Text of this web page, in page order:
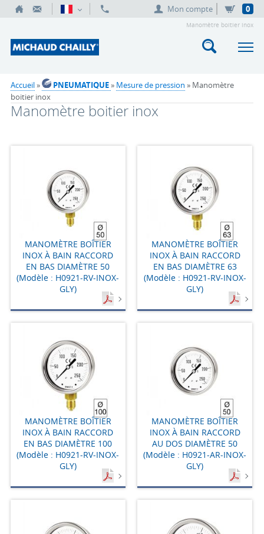
Mon compte 0
Manomètre boitier inox
Accueil» PNEUMATIQUE» Mesure de pression » Manomètre
boitier inox
Manomètre boitier inox
MANOMÈTRE BOÎTIER
INOX À BAIN RACCORD
EN BAS DIAMÈTRE 50
(Modèle : H0921-RV-INOX-
GLY)
MANOMÈTRE BOÎTIER
INOX À BAIN RACCORD
EN BAS DIAMÈTRE 63
(Modèle : H0921-RV-INOX-
GLY)
MANOMÈTRE BOÎTIER
INOX À BAIN RACCORD
EN BAS DIAMÈTRE 100
(Modèle : H0921-RV-INOX-
GLY)
MANOMÈTRE BOÎTIER
INOX À BAIN RACCORD
AU DOS DIAMÈTRE 50
(Modèle : H0921-AR-INOX-
GLY)